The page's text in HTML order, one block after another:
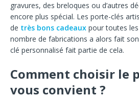
gravures, des breloques ou d’autres
encore plus spécial. Les porte-clés
de très bons cadeaux pour toutes
nombre de fabrications a alors fait
clé personnalisé fait partie de cela.
Comment choisir le
vous convient ?